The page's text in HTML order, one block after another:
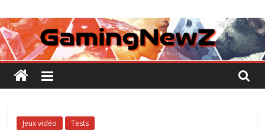
au
contenu
GamingNewZ
Tests
et
Actu
des
vidéo
Jeux vidéo Tests